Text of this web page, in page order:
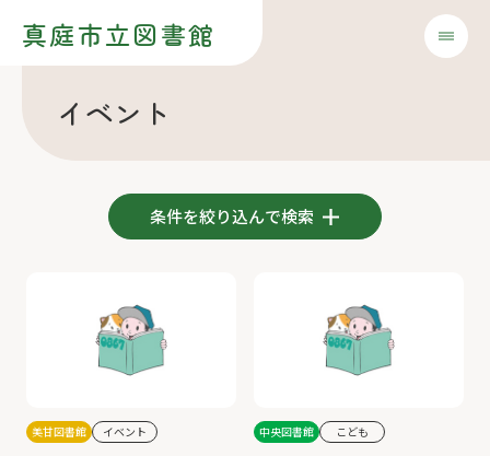
真庭市立図書館
イベント
条件を絞り込んで検索
美甘図書館 イベント 中央図書館 こども